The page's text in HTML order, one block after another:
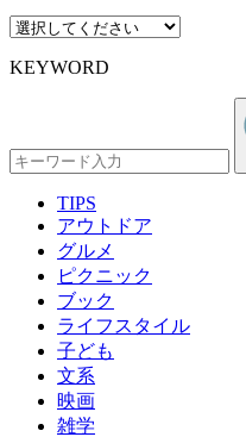
KEYWORD
TIPS
アウトドア
グルメ
ピクニック
ブック
ライフスタイル
子ども
文系
映画
雑学